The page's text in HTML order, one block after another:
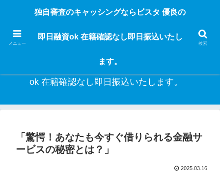
独自審査のフリーローンならビスタなら24時間365日 在籍確認なしで借りれる
な入用があっても安心！融資率97％！仕事をしている人ならブラックでも給料
日返済の１ヶ月融資で借りられるから安心！
独自審査のキャッシングならビスタ 優良の即日融資
ok 在籍確認なし即日振込いたします。
「驚愕！あなたも今すぐ借りられる金融サ
ービスの秘密とは？」
2025.03.16
メニュー
独自審査のキャッシングならビスタ 優良の
即日融資ok 在籍確認なし即日振込いたし
ます。
検索